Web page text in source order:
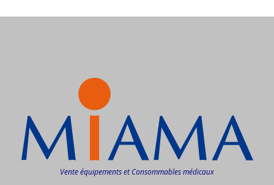
Vente équipements et Consommables médicaux